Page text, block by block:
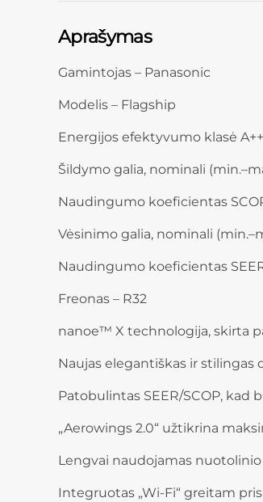
Aprašymas
Gamintojas – Panasonic
Modelis – Flagship
Energijos efektyvumo klasė
Šildymo galia, nominali
Naudingumo koeficientas
Vėsinimo galia, nominali
Naudingumo koeficientas
Freonas – R32
nanoe™ X technologija, skirta
Naujas elegantiškas ir stilingas
Patobulintas SEER/SCOP,
„Aerowings 2.0“ užtikrina
Lengvai naudojamas
Integruotas „Wi-Fi“ greitam